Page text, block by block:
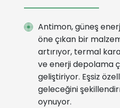
Antimon, güneş
öne çıkan bir
artırıyor, termal
ve enerji depolama
geliştiriyor. Eşsiz
geleceğini
oynuyor.